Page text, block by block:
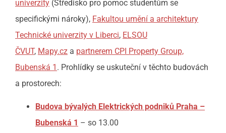
univerzity (Středisko pro pomoc studentům se
specifickými nároky), Fakultou umění a architektury
Technické univerzity v Liberci, ELSOU
ČVUT, Mapy.cz a partnerem CPI Property Group,
Bubenská 1 . Prohlídky se uskuteční v těchto budovách
a prostorech:
Budova bývalých Elektrických podniků Praha –
Bubenská 1 – so 13.00